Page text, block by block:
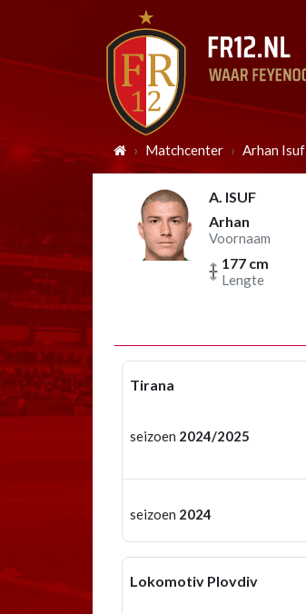
Matchcenter Arhan Isuf
A. ISUF
Arhan
Voornaam
177 cm
Lengte
Tirana
seizoen 2024/2025
seizoen 2024
Lokomotiv Plovdiv